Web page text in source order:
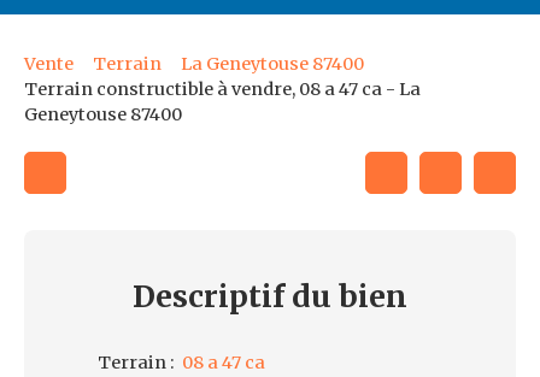
Vente Terrain
La Geneytouse 87400
Terrain constructible à vendre, 08 a 47 ca - La
Geneytouse 87400
Descriptifdu bien
Terrain : 08 a 47 ca